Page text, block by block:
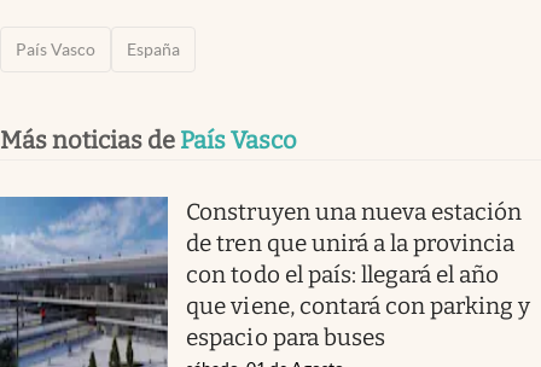
País Vasco España
Más noticias de País Vasco
Construyen una nueva estación
de tren que unirá a la provincia
con todo el país: llegará el año
que viene, contará con parking y
espacio para buses